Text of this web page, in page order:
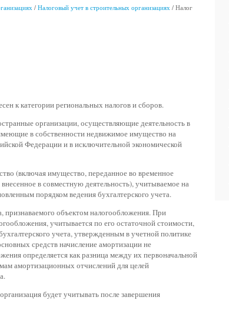
/ Налоговый учет в строительных организациях / Налог
к категории региональных налогов и сборов.
организации, осуществляющие деятельность в
в собственности недвижимое имущество на
Федерации и в исключительной экономической
(включая имущество, переданное во временное
в совместную деятельность), учитываемое на
порядком ведения бухгалтерского учета.
признаваемого объектом налогообложения. При
учитывается по его остаточной стоимости,
учета, утвержденным в учетной политике
средств начисление амортизации не
определяется как разница между их первоначальной
амортизационных отчислений для целей
будет учитывать после завершения